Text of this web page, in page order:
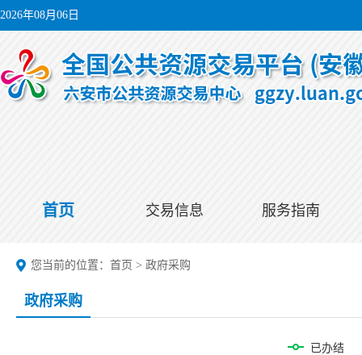
2026年08月06日
首页 交易信息 服务指南
您当前的位置： 首页 > 政府采购
政府采购
已办结